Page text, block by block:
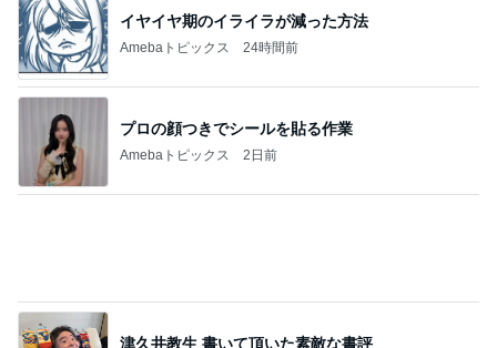
ヴァンクリのお店のサイレント閉店
グレードUPしたのに安かった部屋